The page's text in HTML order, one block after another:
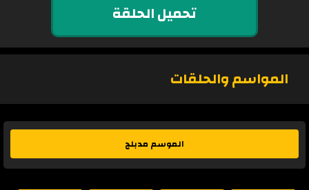
تحميل الحلقة
المواسم والحلقات
الموسم مدبلج